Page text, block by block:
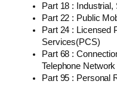
Part 18 :
Part 22 : Public
Part 24 : Licensed
Services(PCS)
Part 68 :
Telephone Network
Part 95 : Personal